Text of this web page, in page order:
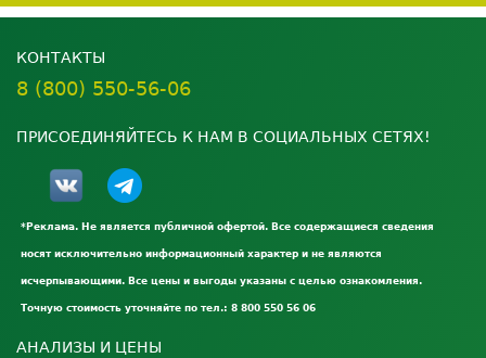
КОНТАКТЫ
8 (800) 550-56-06
ПРИСОЕДИНЯЙТЕСЬ К НАМ В СОЦИАЛЬНЫХ СЕТЯХ!
*Реклама. Не является публичной офертой. Все содержащиеся сведения
носят исключительно информационный характер и не являются
исчерпывающими. Все цены и выгоды указаны с целью ознакомления.
Точную стоимость уточняйте по тел.: 8 800 550 56 06
АНАЛИЗЫ И ЦЕНЫ